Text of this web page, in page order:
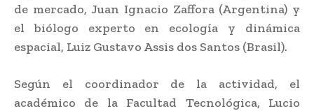
de mercado, Juan Ignacio Zaffora (Argentina) y
el biólogo experto en ecología y dinámica
espacial, Luiz Gustavo Assis dos Santos (Brasil).
Según el coordinador de la actividad, el
académico de la Facultad Tecnológica, Lucio